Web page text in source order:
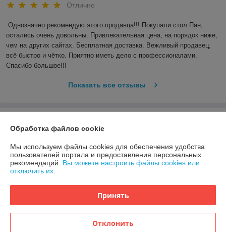
Отлично
Однозначно рекомендую этого продавца!!! Покупали стол Пан,
остались очень довольны. Привлекательная цена, на порядок ниже,
чем на других сайтах. Бесплатная доставка. Вежливый продавец,
всё быстро и чётко. Приятно иметь дело с профессионалами.
Спасибо большое!!!
Показать все отзывы
Контакты
Доставка и оплата
Полная версия сайта
Обработка файлов cookie
Мы используем файлы cookies для обеспечения удобства
пользователей портала и предоставления персональных
рекомендаций. Вы можете настроить файлы cookies или
отключить их.
Принять
Отклонить